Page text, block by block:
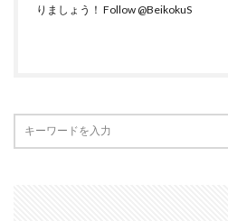
りましょう！ Follow @BeikokuS